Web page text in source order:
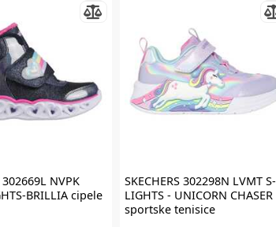
NVPK
BRILLIA cipele
SKECHERS302298N LVMT S-
LIGHTS - UNICORN CHASER
sportske tenisice
se na
i iskoristite
7% popusta
PRIJAVITE SE